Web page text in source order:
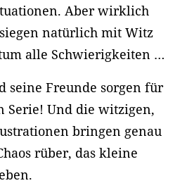
Aber wirklich
natürlich mit Witz
alle Schwierigkeiten …
seine Freunde sorgen für
Serie! Und die witzigen,
bringen genau
rüber, das kleine